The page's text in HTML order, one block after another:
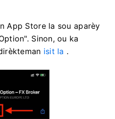
App Store la sou aparèy
Sinon, ou ka
isit la .